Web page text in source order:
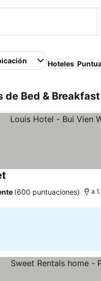
Hoteles
de Bed &
(600 puntuaciones) a